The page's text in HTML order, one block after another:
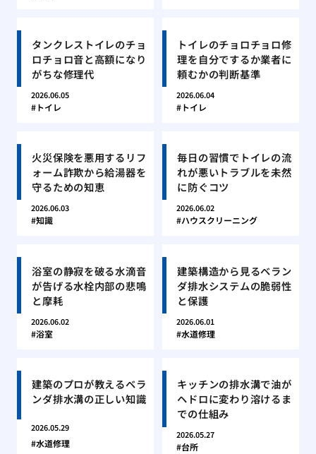
タンクレストイレのチョ
ロチョロ音と高額になり
がちな修理代
2026.06.05
トイレ
トイレのチョロチョロ修
理を自分でするか業者に
頼むかの判断基準
2026.06.04
トイレ
火災保険を悪用するリフ
ォーム詐欺から給湯器を
守るための知恵
2026.06.03
知識
毎日の習慣でトイレの流
れが悪いトラブルを未然
に防ぐコツ
2026.06.02
ハウスクリーニング
浴室の静寂を破る水滴音
が告げる水栓内部の悲鳴
と摩耗
2026.06.02
浴室
建築構造から見るベラン
ダ排水システムの脆弱性
と保護
2026.06.01
水道修理
建築のプロが教えるベラ
ンダ排水溝の正しい知識
2026.05.29
水道修理
キッチンの排水溝で油が
ヘドロに変わり溶けるま
での仕組み
2026.05.27
台所